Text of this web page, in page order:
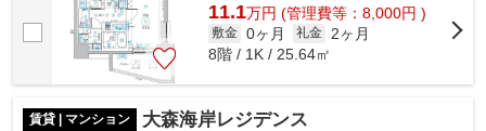
11.1万円 (管理費等：8,000円 )
敷金 0ヶ月 礼金
2ヶ月
8階 / 1K / 25.64㎡
賃貸 | マンション 大森海岸レジデンス